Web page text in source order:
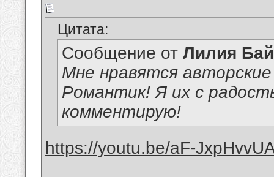
Цитата:
Сообщение от Лилия
Мне нравятся
Романтик! Я их с
комментирую!
https://youtu.be/aF-